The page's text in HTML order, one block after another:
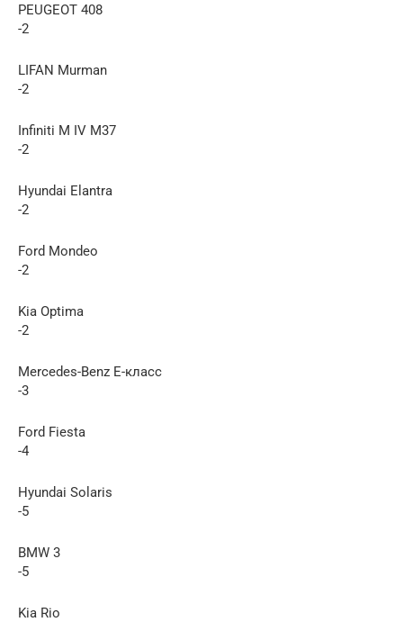
PEUGEOT 408
-2
LIFAN Murman
-2
Infiniti M IV M37
-2
Hyundai Elantra
-2
Ford Mondeo
-2
Kia Optima
-2
Mercedes-Benz E-класс
-3
Ford Fiesta
-4
Hyundai Solaris
-5
BMW 3
-5
Kia Rio